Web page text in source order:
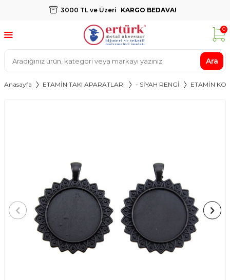
3000 TL ve Üzeri KARGO BEDAVA!
Ara
0
Anasayfa ETAMİN TAKI APARATLARI - SİYAH RENGİ ETAMİN